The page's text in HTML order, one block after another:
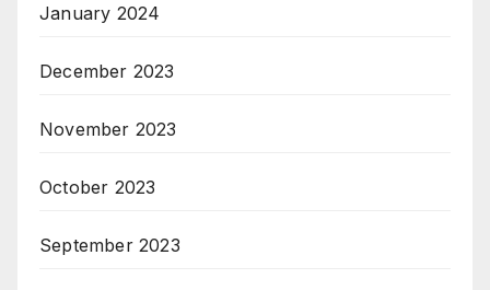
January 2024
December 2023
November 2023
October 2023
September 2023